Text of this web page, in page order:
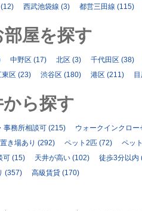
(12) 西武池袋線 (3) 都営三田線 (115)
屋を探す
中野区 (17) 北区 (3) 千代田区 (38)
東区 (23) 渋谷区 (180) 港区 (211)
ら探す
事務所相談可 (215)
ウォークインクロー
き場あり (292) ペット2匹 (72)
ペッ
可 (15) 天井が高い (102) 徒歩3分以内
(357) 高級賃貸 (170)